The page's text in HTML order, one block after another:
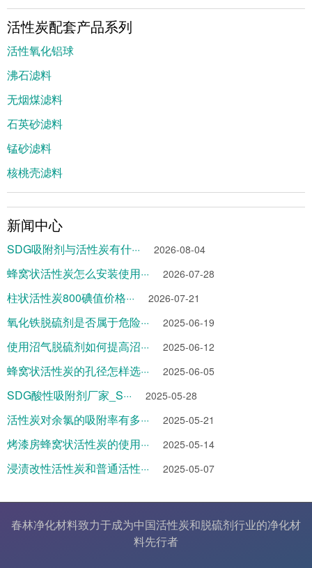
活性炭配套产品系列
活性氧化铝球
沸石滤料
无烟煤滤料
石英砂滤料
锰砂滤料
核桃壳滤料
新闻中心
SDG吸附剂与活性炭有什··· 2026-08-04
蜂窝状活性炭怎么安装使用··· 2026-07-28
柱状活性炭800碘值价格··· 2026-07-21
氧化铁脱硫剂是否属于危险··· 2025-06-19
使用沼气脱硫剂如何提高沼··· 2025-06-12
蜂窝状活性炭的孔径怎样选··· 2025-06-05
SDG酸性吸附剂厂家_S··· 2025-05-28
活性炭对余氯的吸附率有多··· 2025-05-21
烤漆房蜂窝状活性炭的使用··· 2025-05-14
浸渍改性活性炭和普通活性··· 2025-05-07
春林净化材料致力于成为中国活性炭和脱硫剂行业的净化材
料先行者